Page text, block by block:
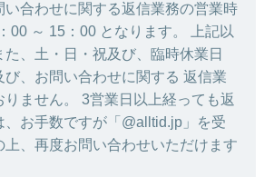
い合わせに関する返信業務の営業時
00 ～ 15：00 となります。 上記以
、土・日・祝及び、臨時休業日
び、お問い合わせに関する 返信業
りません。 3営業日以上経っても返
、お手数ですが「@alltid.jp」を受
上、再度お問い合わせいただけます